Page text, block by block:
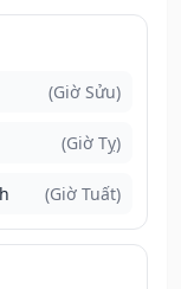
(Giờ Sửu)
(Giờ Tỵ)
(Giờ Tuất)